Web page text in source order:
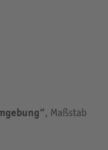
, Maßstab